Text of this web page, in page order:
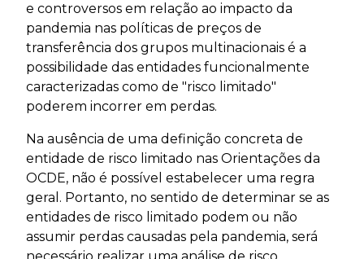
e controversos em relação ao impacto da
pandemia nas políticas de preços de
transferência dos grupos multinacionais é a
possibilidade das entidades funcionalmente
caracterizadas como de "risco limitado"
poderem incorrer em perdas.
Na ausência de uma definição concreta de
entidade de risco limitado nas Orientações da
OCDE, não é possível estabelecer uma regra
geral. Portanto, no sentido de determinar se as
entidades de risco limitado podem ou não
assumir perdas causadas pela pandemia, será